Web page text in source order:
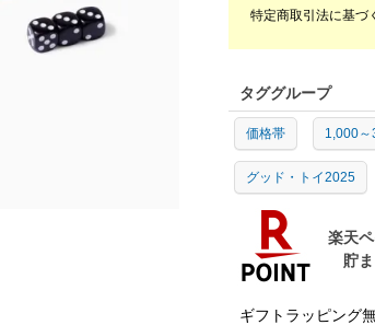
特定商取引法に基づ
タググループ
価格帯 1,000～
グッド・トイ2025
ギフトラッピング